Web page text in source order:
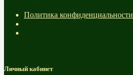
Политика конфиденциальности
Личный кабинет